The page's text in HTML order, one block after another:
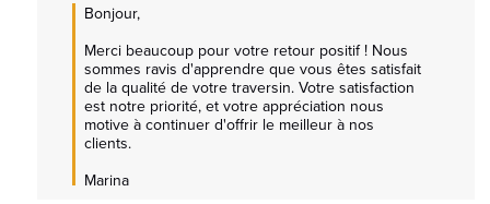
Bonjour,
Merci beaucoup pour votre retour positif ! Nous
sommes ravis d'apprendre que vous êtes satisfait
de la qualité de votre traversin. Votre satisfaction
est notre priorité, et votre appréciation nous
motive à continuer d'offrir le meilleur à nos
clients.
Marina